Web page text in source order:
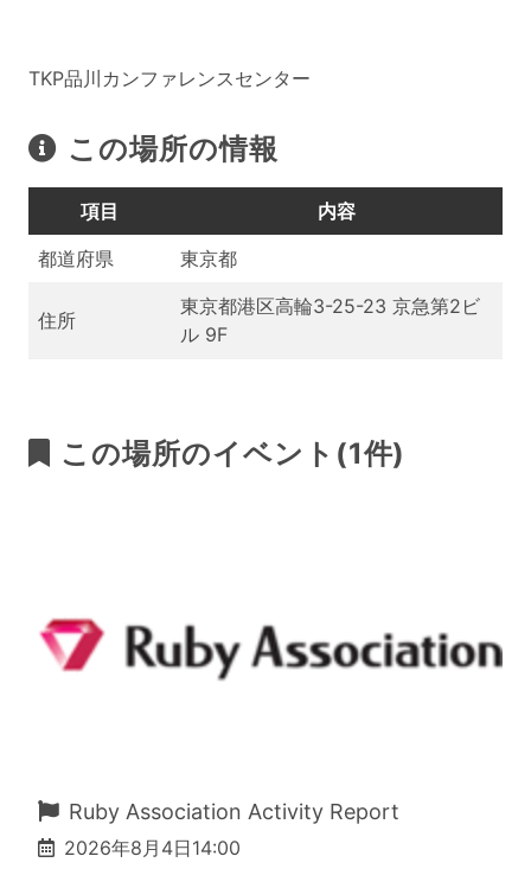
TKP品川カンファレンスセンター
この場所の情報
項目
内容
都道府県
東京都
住所
東京都港区高輪3-25-23 京急第2ビ
ル 9F
この場所のイベント(1件)
Ruby Association Activity Report
2026年8月4日14:00